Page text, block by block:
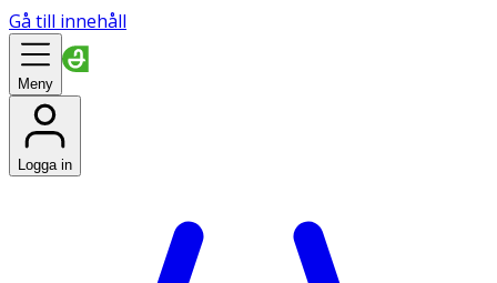
Gå till innehåll
Meny
Logga in